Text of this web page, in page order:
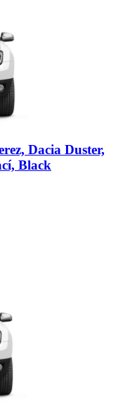
Dacia Duster,
Black